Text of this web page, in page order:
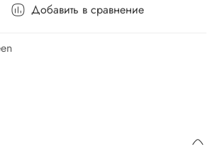
Добавить в сравнение